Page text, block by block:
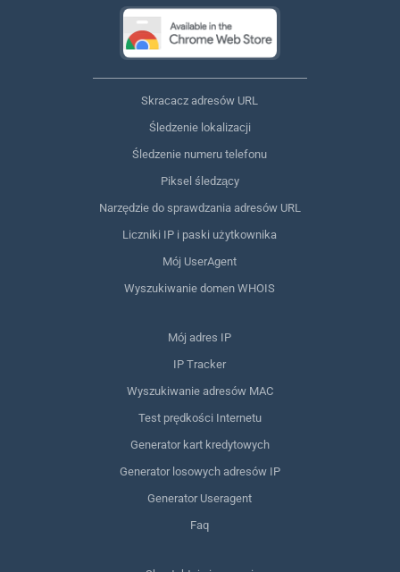
Skracacz adresów URL
Śledzenie lokalizacji
Śledzenie numeru telefonu
Piksel śledzący
Narzędzie do sprawdzania adresów URL
Liczniki IP i paski użytkownika
Mój UserAgent
Wyszukiwanie domen WHOIS
Mój adres IP
IP Tracker
Wyszukiwanie adresów MAC
Test prędkości Internetu
Generator kart kredytowych
Generator losowych adresów IP
Generator Useragent
Faq